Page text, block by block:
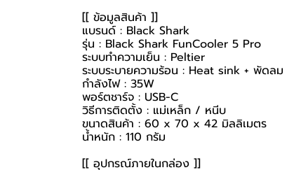
[[ ข้อมูลสินค้า ]]
แบรนด์ : Black Shark
รุ่น : Black Shark FunCooler 5 Pro
ระบบทำความเย็น : Peltier
ระบบระบายความร้อน : Heat sink + พัดลม
กำลังไฟ : 35W
พอร์ตชาร์จ : USB-C
วิธีการติดตั้ง : แม่เหล็ก / หนีบ
ขนาดสินค้า : 60 x 70 x 42 มิลลิเมตร
น้ำหนัก : 110 กรัม
[[ อุปกรณ์ภายในกล่อง ]]